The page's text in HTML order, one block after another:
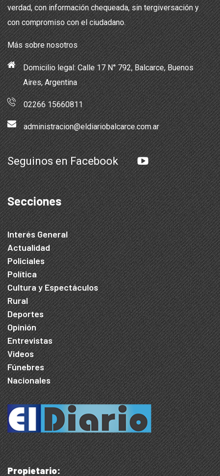
verdad, con información chequeada, sin tergiversación y
con compromiso con el ciudadano.
Más sobre nosotros
Domicilio legal: Calle 17 N° 792, Balcarce, Buenos
Aires, Argentina
02266 15660811
administracion@eldiariobalcarce.com.ar
Seguinos en Facebook
Secciones
Interés General
Actualidad
Policiales
Política
Cultura y Espectáculos
Rural
Deportes
Opinión
Entrevistas
Videos
Fúnebres
Nacionales
Propietario: